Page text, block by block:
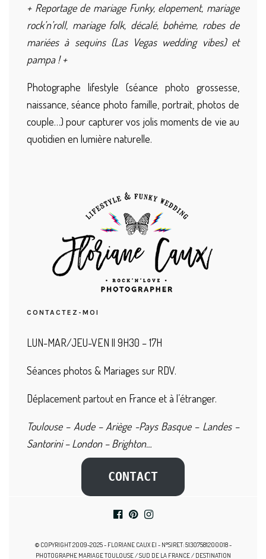
+ Reportage de mariage Funky, elopement, mariage
rock’n’roll, mariage folk, décalé, bohème, robes de
mariées à sequins (Las Vegas wedding vibes) et
pampa ! +
Photographe lifestyle (séance photo grossesse,
naissance, séance photo famille, portrait, photos de
couple…) pour capturer vos jolis moments de vie au
quotidien en lumière naturelle.
CONTACTEZ-MOI
LUN-MAR/JEU-VEN || 9H30 – 17H
Séances photos & Mariages sur RDV.
Déplacement partout en France et à l’étranger.
Toulouse – Aude – Ariège -Pays Basque – Landes –
Santorini – London – Brighton…
CONTACT
© COPYRIGHT 2009-2025 - FLORIANE CAUX EI - N°SIRET: 51307581200018 -
PHOTOGRAPHE MARIAGE TOULOUSE / SUD DE LA FRANCE / DESTINATION